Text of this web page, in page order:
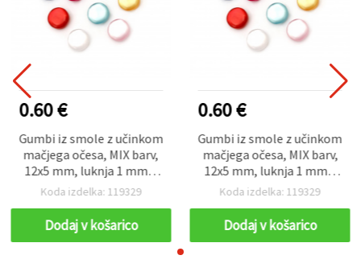
0.60 €
Gumbi iz smole z učinkom
mačjega očesa, MIX barv,
12x5 mm, luknja 1 mm –
20 kosov
Koda izdelka: 119329
Dodaj v košarico
0.60 €
Gumbi iz smole z učinkom
mačjega očesa, MIX barv,
12x5 mm, luknja 1 mm –
20 kosov
Koda izdelka: 119329
Dodaj v košarico